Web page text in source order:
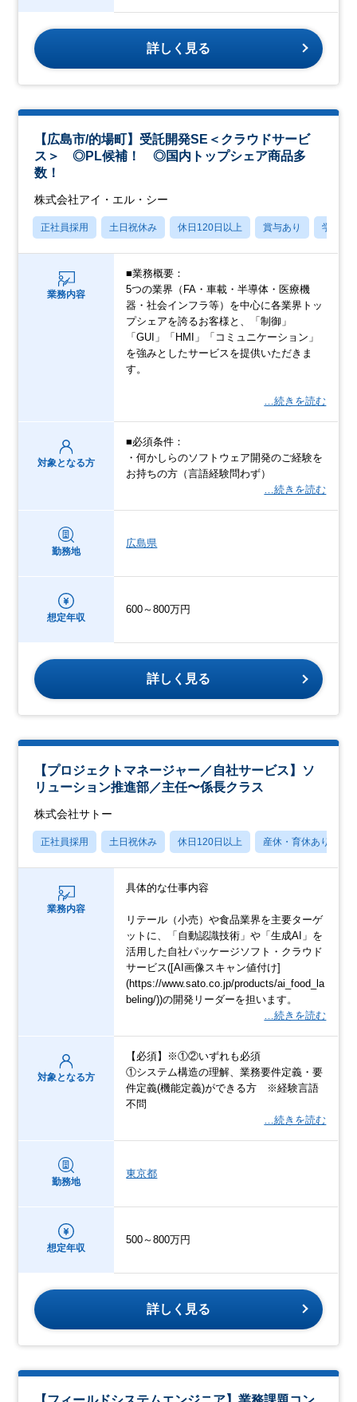
詳しく見る
【広島市/的場町】受託開発SE＜クラウドサービ
ス＞ ◎PL候補！ ◎国内トップシェア商品多
数！
株式会社アイ・エル・シー
正社員採用 土日祝休み 休日120日以上 賞与あり 学歴不
業務内容
■業務概要：
5つの業界（FA・車載・半導体・医療機
器・社会インフラ等）を中心に各業界トッ
プシェアを誇るお客様と、「制御」
「GUI」「HMI」「コミュニケーション」
を強みとしたサービスを提供いただきま
す。
…続きを読む
対象となる方
■必須条件：
・何かしらのソフトウェア開発のご経験を
お持ちの方（言語経験問わず）
…続きを読む
勤務地
広島県
想定年収
600～800万円
詳しく見る
【プロジェクトマネージャー／自社サービス】ソ
リューション推進部／主任〜係長クラス
株式会社サトー
正社員採用 土日祝休み 休日120日以上 産休・育休あり
業務内容
具体的な仕事内容
リテール（小売）や食品業界を主要ターゲ
ットに、「自動認識技術」や「生成AI」を
活用した自社パッケージソフト・クラウド
サービス([AI画像スキャン値付け]
(https://www.sato.co.jp/products/ai_food_la
beling/))の開発リーダーを担います。
…続きを読む
対象となる方
【必須】※①②いずれも必須
①システム構造の理解、業務要件定義・要
件定義(機能定義)ができる方 ※経験言語
不問
…続きを読む
勤務地
東京都
想定年収
500～800万円
詳しく見る